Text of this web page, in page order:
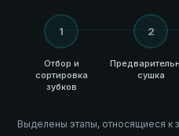
1
Отбор и
сортировка
зубков
2
сушка
Выделены этапы, относящиеся к